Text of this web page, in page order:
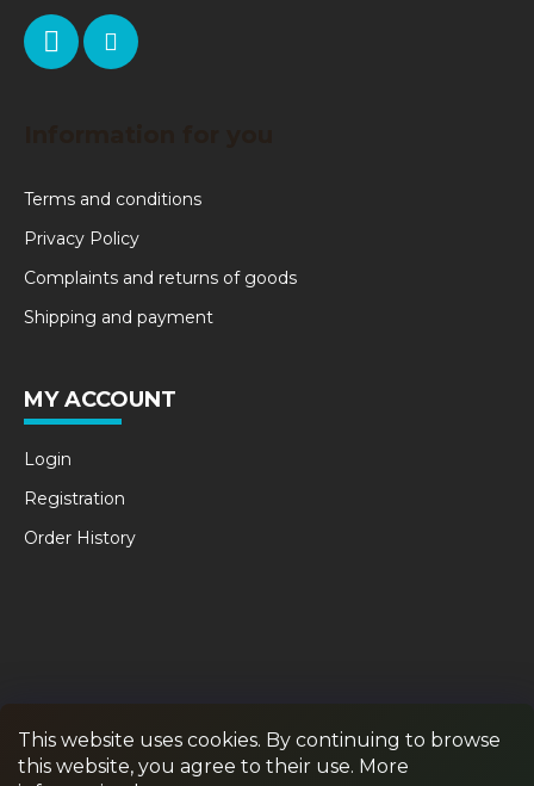
This website uses cookies. By continuing to browse
this website, you agree to their use. More
Terms and conditions
Privacy Policy
Complaints and returns of goods
Shipping and payment
MY ACCOUNT
Login
Registration
Order History
RPR GAMES PAINTBALL JUNIOR PAINTBALL